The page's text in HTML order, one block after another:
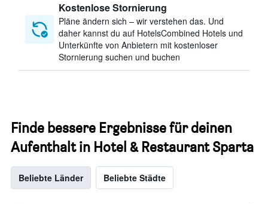
Kostenlose Stornierung
Pläne ändern sich – wir verstehen das. Und
daher kannst du auf HotelsCombined Hotels und
Unterkünfte von Anbietern mit kostenloser
Stornierung suchen und buchen
Finde bessere Ergebnisse für deinen
Aufenthalt in Hotel & Restaurant Sparta
Beliebte Länder Beliebte Städte